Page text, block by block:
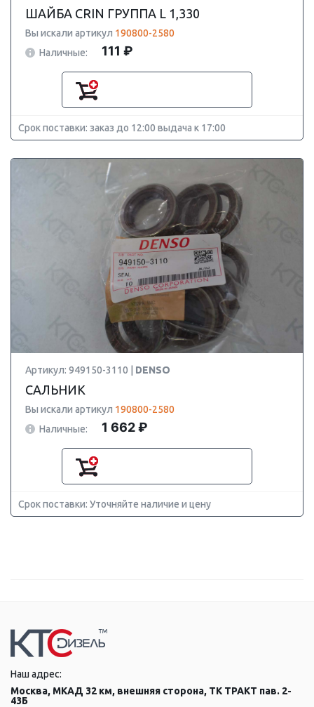
ШАЙБА CRIN ГРУППА L 1,330
Вы искали артикул 190800-2580
Наличные:
111 ₽
Срок поставки: заказ до 12:00 выдача к 17:00
Артикул: 949150-3110 | DENSO
САЛЬНИК
Вы искали артикул 190800-2580
Наличные:
1 662 ₽
Срок поставки: Уточняйте наличие и цену
Наш адрес:
Москва, МКАД 32 км, внешняя сторона, ТК ТРАКТ пав. 2-
43Б